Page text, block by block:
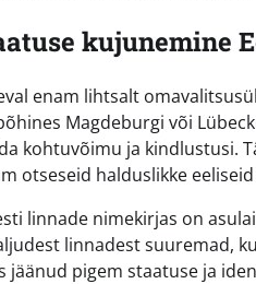
kujunemine
enam lihtsalt
Magdeburgi või
kohtuvõimu ja kindlustusi.
otseseid halduslikke
linnade nimekirjas on
linnadest suuremad,
jäänud pigem staatuse ja